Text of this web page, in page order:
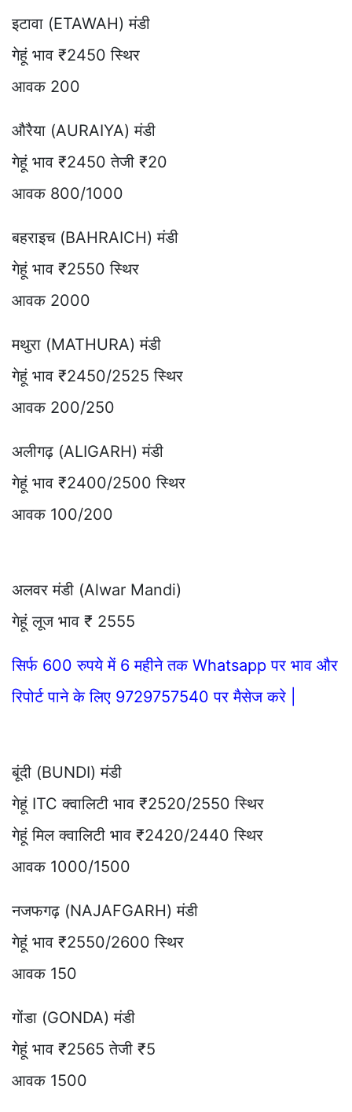
इटावा (ETAWAH) मंडी
गेहूं भाव ₹2450 स्थिर
आवक 200
औरैया (AURAIYA) मंडी
गेहूं भाव ₹2450 तेजी ₹20
आवक 800/1000
बहराइच (BAHRAICH) मंडी
गेहूं भाव ₹2550 स्थिर
आवक 2000
मथुरा (MATHURA) मंडी
गेहूं भाव ₹2450/2525 स्थिर
आवक 200/250
अलीगढ़ (ALIGARH) मंडी
गेहूं भाव ₹2400/2500 स्थिर
आवक 100/200
अलवर मंडी (Alwar Mandi)
गेहूं लूज भाव ₹ 2555
सिर्फ 600 रुपये में 6 महीने तक Whatsapp पर भाव और
रिपोर्ट पाने के लिए 9729757540 पर मैसेज करे |
बूंदी (BUNDI) मंडी
गेहूं ITC क्वालिटी भाव ₹2520/2550 स्थिर
गेहूं मिल क्वालिटी भाव ₹2420/2440 स्थिर
आवक 1000/1500
नजफगढ़ (NAJAFGARH) मंडी
गेहूं भाव ₹2550/2600 स्थिर
आवक 150
गोंडा (GONDA) मंडी
गेहूं भाव ₹2565 तेजी ₹5
आवक 1500